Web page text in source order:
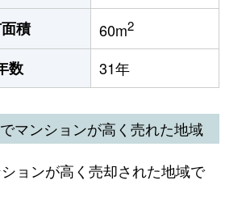
積 60m2
数 31年
マンションが高く売れた地域
ョンが高く売却された地域で